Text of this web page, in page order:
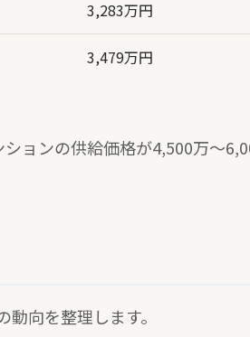
3,283万円
3,479万円
ョンの供給価格が4,500万〜
向を整理します。